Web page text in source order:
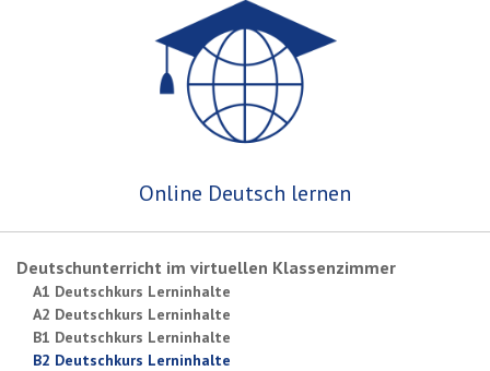
Online Deutsch lernen
Deutschunterricht im virtuellen Klassenzimmer
A1 Deutschkurs Lerninhalte
A2 Deutschkurs Lerninhalte
B1 Deutschkurs Lerninhalte
B2 Deutschkurs Lerninhalte